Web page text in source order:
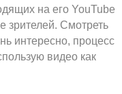
на его YouTube
зрителей. Смотреть
интересно, процесс
видео как